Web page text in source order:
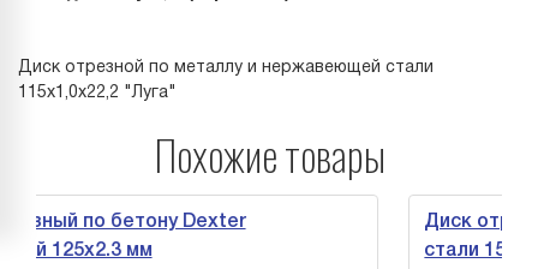
Диск отрезной по металлу и нержавеющей стали
115х1,0х22,2 "Луга"
Похожие товары
по бетону Dexter
мм
Диск отрезной
стали